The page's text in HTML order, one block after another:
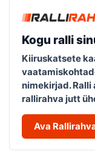
Kogu ralli
Kiiruskatsete
nimekirjad.
rallirahva jutt
Ava